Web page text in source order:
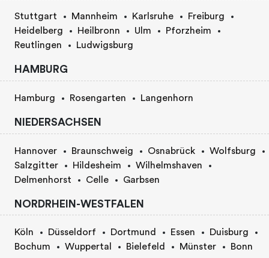
Stuttgart Mannheim Karlsruhe
Freiburg
Heidelberg
Heilbronn Ulm
Pforzheim
Reutlingen
Ludwigsburg
HAMBURG
Hamburg Rosengarten Langenhorn
NIEDERSACHSEN
Hannover Braunschweig Osnabrück
Wolfsburg
Salzgitter
Hildesheim
Wilhelmshaven
Delmenhorst
Celle Garbsen
NORDRHEIN-WESTFALEN
Köln Düsseldorf Dortmund Essen
Duisburg
Bochum
Wuppertal Bielefeld Münster Bonn